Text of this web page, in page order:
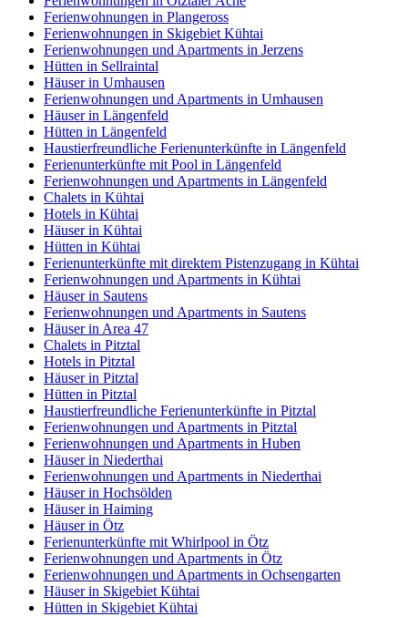
Ferienwohnungen in Plangeross
Ferienwohnungen in Skigebiet Kühtai
Ferienwohnungen und Apartments in Jerzens
Hütten in Sellraintal
Häuser in Umhausen
Ferienwohnungen und Apartments in Umhausen
Häuser in Längenfeld
Hütten in Längenfeld
Haustierfreundliche Ferienunterkünfte in Längenfeld
Ferienunterkünfte mit Pool in Längenfeld
Ferienwohnungen und Apartments in Längenfeld
Chalets in Kühtai
Hotels in Kühtai
Häuser in Kühtai
Hütten in Kühtai
Ferienunterkünfte mit direktem Pistenzugang in Kühtai
Ferienwohnungen und Apartments in Kühtai
Häuser in Sautens
Ferienwohnungen und Apartments in Sautens
Häuser in Area 47
Chalets in Pitztal
Hotels in Pitztal
Häuser in Pitztal
Hütten in Pitztal
Haustierfreundliche Ferienunterkünfte in Pitztal
Ferienwohnungen und Apartments in Pitztal
Ferienwohnungen und Apartments in Huben
Häuser in Niederthai
Ferienwohnungen und Apartments in Niederthai
Häuser in Hochsölden
Häuser in Haiming
Häuser in Ötz
Ferienunterkünfte mit Whirlpool in Ötz
Ferienwohnungen und Apartments in Ötz
Ferienwohnungen und Apartments in Ochsengarten
Häuser in Skigebiet Kühtai
Hütten in Skigebiet Kühtai